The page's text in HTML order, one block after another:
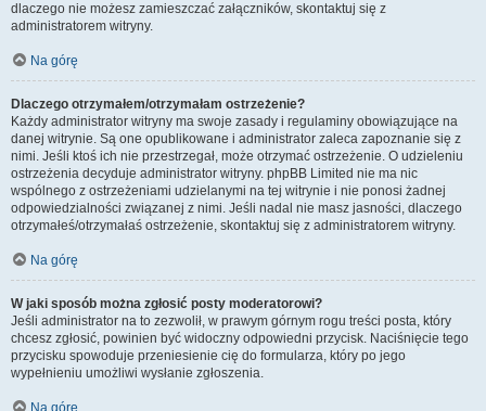
dlaczego nie możesz zamieszczać załączników, skontaktuj się z
administratorem witryny.
Na górę
Dlaczego otrzymałem/otrzymałam ostrzeżenie?
Każdy administrator witryny ma swoje zasady i regulaminy obowiązujące na
danej witrynie. Są one opublikowane i administrator zaleca zapoznanie się z
nimi. Jeśli ktoś ich nie przestrzegał, może otrzymać ostrzeżenie. O udzieleniu
ostrzeżenia decyduje administrator witryny. phpBB Limited nie ma nic
wspólnego z ostrzeżeniami udzielanymi na tej witrynie i nie ponosi żadnej
odpowiedzialności związanej z nimi. Jeśli nadal nie masz jasności, dlaczego
otrzymałeś/otrzymałaś ostrzeżenie, skontaktuj się z administratorem witryny.
Na górę
W jaki sposób można zgłosić posty moderatorowi?
Jeśli administrator na to zezwolił, w prawym górnym rogu treści posta, który
chcesz zgłosić, powinien być widoczny odpowiedni przycisk. Naciśnięcie tego
przycisku spowoduje przeniesienie cię do formularza, który po jego
wypełnieniu umożliwi wysłanie zgłoszenia.
Na górę